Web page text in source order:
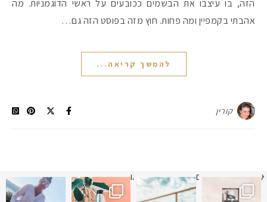
הזה, בו עיצבו את הבשמים ככובעים על ראשי הדוגמניות. מה
אהבתי בקמפיין ומה פחות. חוץ מזה בפוסט הזה גם…
להמשך קריאה...
קורין
תמונה כבר חודשיים
איזו אהבתם יותר? הראשונה או